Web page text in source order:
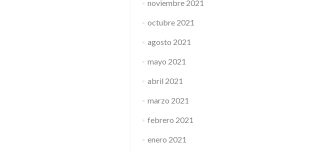
noviembre 2021
octubre 2021
agosto 2021
mayo 2021
abril 2021
marzo 2021
febrero 2021
enero 2021